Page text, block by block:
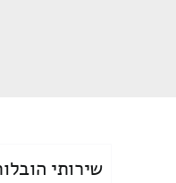
שירותי